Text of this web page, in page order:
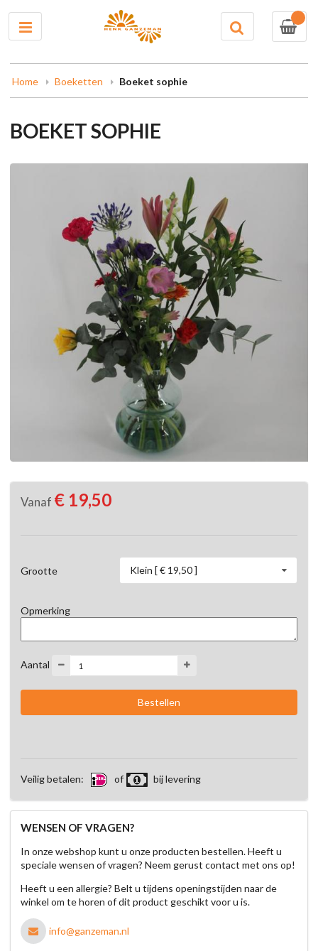
Home Boeketten Boeket sophie
BOEKET SOPHIE
Vanaf € 19,50
Grootte Klein [ € 19,50 ]
Opmerking
Aantal
Veilig betalen: of bij levering
WENSEN OF VRAGEN?
In onze webshop kunt u onze producten bestellen. Heeft u
speciale wensen of vragen? Neem gerust contact met ons op!
Heeft u een allergie? Belt u tijdens openingstijden naar de
winkel om te horen of dit product geschikt voor u is.
info@ganzeman.nl